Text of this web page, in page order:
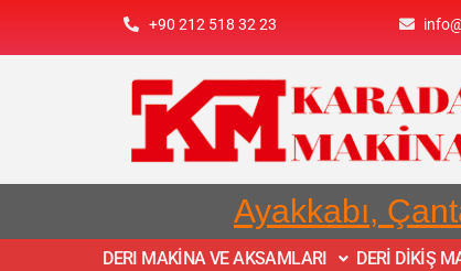
+90 212 518 32 23
Ayakkabı,
DERI MAKİNA VE AKSAMLARI DERİ DİKİŞ